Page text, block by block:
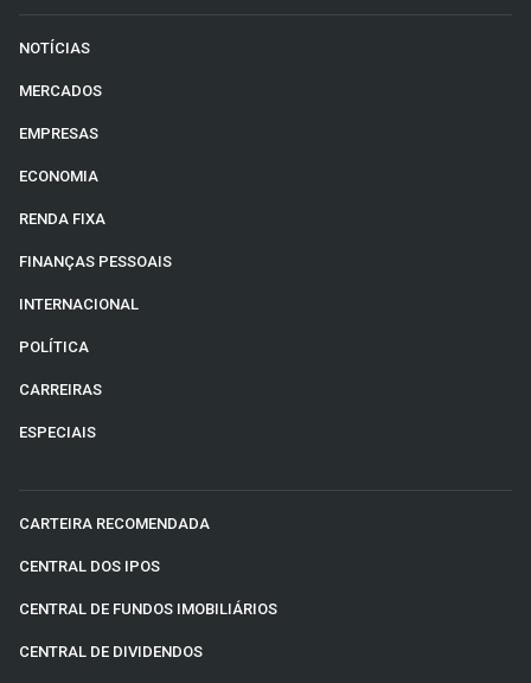
NOTÍCIAS
MERCADOS
EMPRESAS
ECONOMIA
RENDA FIXA
FINANÇAS PESSOAIS
INTERNACIONAL
POLÍTICA
CARREIRAS
ESPECIAIS
CARTEIRA RECOMENDADA
CENTRAL DOS IPOS
CENTRAL DE FUNDOS IMOBILIÁRIOS
CENTRAL DE DIVIDENDOS